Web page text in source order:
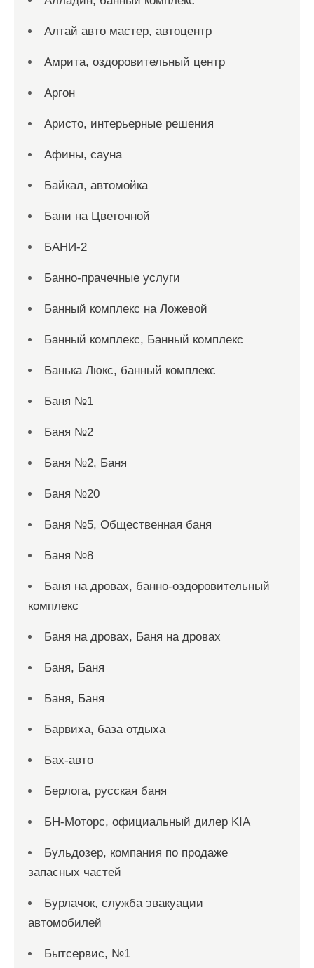
Алтай авто мастер, автоцентр
Амрита, оздоровительный центр
Аргон
Аристо, интерьерные решения
Афины, сауна
Байкал, автомойка
Бани на Цветочной
БАНИ-2
Банно-прачечные услуги
Банный комплекс на Ложевой
Банный комплекс, Банный комплекс
Банька Люкс, банный комплекс
Баня №1
Баня №2
Баня №2, Баня
Баня №20
Баня №5, Общественная баня
Баня №8
Баня на дровах, банно-оздоровительный
комплекс
Баня на дровах, Баня на дровах
Баня, Баня
Баня, Баня
Барвиха, база отдыха
Бах-авто
Берлога, русская баня
БН-Моторс, официальный дилер KIA
Бульдозер, компания по продаже
запасных частей
Бурлачок, служба эвакуации
автомобилей
Бытсервис, №1